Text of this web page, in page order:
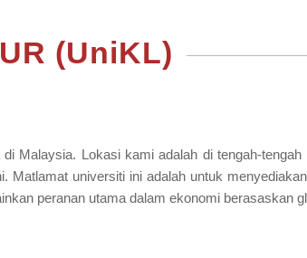
(UniKL)
Malaysia. Lokasi kami adalah di tengah-
universiti ini adalah untuk
peranan utama dalam ekonomi berasaskan